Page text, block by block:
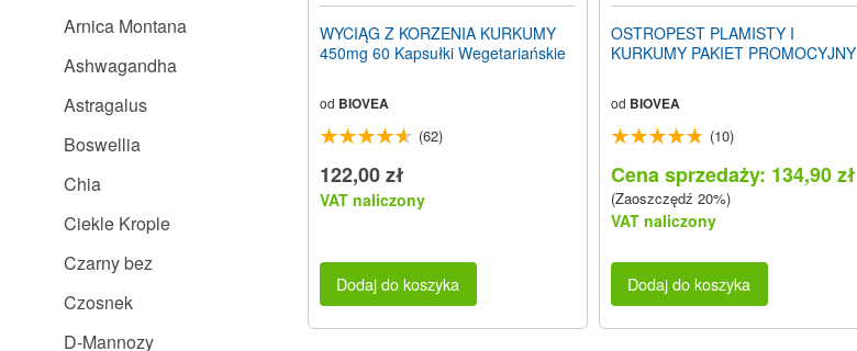
dostępu.
Arnica Montana
Ashwagandha
Astragalus
Boswellia
Chia
Ciekle Krople
Czarny bez
Czosnek
D-Mannozy
WYCIĄG Z KORZENIA KURKUMY
450mg 60 Kapsułki Wegetariańskie
od BIOVEA
(62)
122,00 zł
VAT naliczony
Dodaj do koszyka
OSTROPEST PLAMISTY I
KURKUMY PAKIET PROMOCYJNY
od BIOVEA
(10)
Cena sprzedaży: 134,90 zł
(Zaoszczędź 20%)
VAT naliczony
Dodaj do koszyka